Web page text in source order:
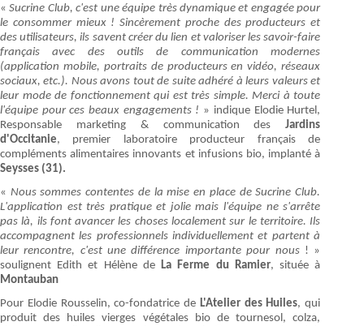
«Sucrine Club, c'est une équipe très dynamique et engagée pour
le consommer mieux ! Sincèrement proche des producteurs et
des utilisateurs, ils savent créer du lien et valoriser les savoir-faire
français avec des outils de communication modernes
(application mobile, portraits de producteurs en vidéo, réseaux
sociaux, etc.). Nous avons tout de suite adhéré à leurs valeurs et
leur mode de fonctionnement qui est très simple. Merci à toute
l'équipe pour ces beaux engagements ! » indique Elodie Hurtel,
Responsable marketing & communication desJardins
d'Occitanie, premier laboratoire producteur français de
compléments alimentaires innovants et infusions bio, implanté à
Seysses (31).
« Nous sommes contentes de la mise en place de Sucrine Club.
L'application est très pratique et jolie mais l'équipe ne s'arrête
pas là, ils font avancer les choses localement sur le territoire. Ils
accompagnent les professionnels individuellement et partent à
leur rencontre, c'est une différence importante pour nous ! »
soulignent Edith et Hélène deLa Ferme du Ramier, située à
Montauban
Pour Elodie Rousselin, co-fondatrice de L'Atelier des Huiles, qui
produit des huiles vierges végétales bio de tournesol, colza,